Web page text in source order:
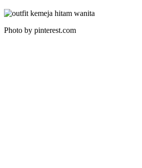
Photo by pinterest.com